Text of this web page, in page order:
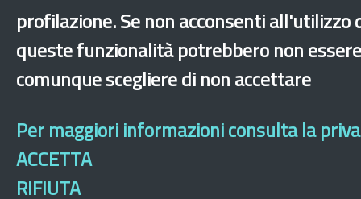
profilazione. Se non acconsenti all'utilizzo
queste funzionalità potrebbero non
comunque scegliere di non accettare
Per maggiori informazioni consulta la
ACCETTA
RIFIUTA